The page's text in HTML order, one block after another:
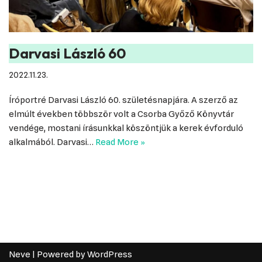
Darvasi László 60
2022.11.23.
Íróportré Darvasi László 60. születésnapjára. A szerző az
elmúlt években többször volt a Csorba Győző Könyvtár
vendége, mostani írásunkkal köszöntjük a kerek évforduló
alkalmából. Darvasi… Read More »
Neve | Powered byWordPress